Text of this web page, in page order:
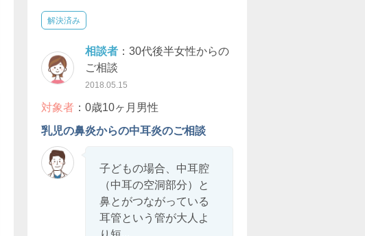
解決済み
相談者：30代後半女性からの
ご相談
2018.05.15
対象者：0歳10ヶ月男性
乳児の鼻炎からの中耳炎のご相談
子どもの場合、中耳腔
（中耳の空洞部分）と
鼻とがつながっている
耳管という管が大人よ